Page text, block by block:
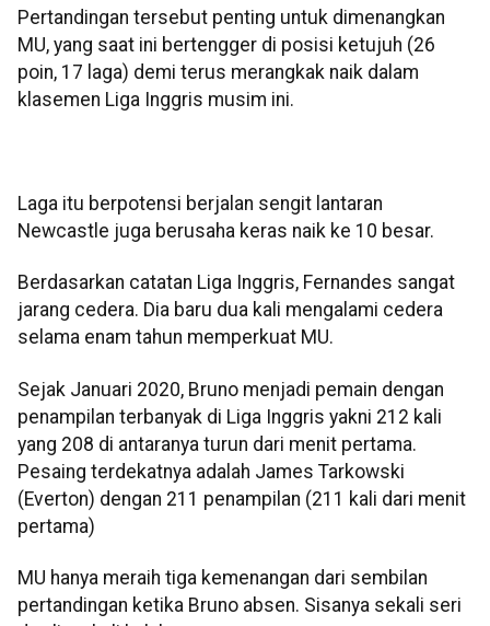
Pertandingan tersebut penting untuk dimenangkan
MU, yang saat ini bertengger di posisi ketujuh (26
poin, 17 laga) demi terus merangkak naik dalam
klasemen Liga Inggris musim ini.
Laga itu berpotensi berjalan sengit lantaran
Newcastle juga berusaha keras naik ke 10 besar.
Berdasarkan catatan Liga Inggris, Fernandes sangat
jarang cedera. Dia baru dua kali mengalami cedera
selama enam tahun memperkuat MU.
Sejak Januari 2020, Bruno menjadi pemain dengan
penampilan terbanyak di Liga Inggris yakni 212 kali
yang 208 di antaranya turun dari menit pertama.
Pesaing terdekatnya adalah James Tarkowski
(Everton) dengan 211 penampilan (211 kali dari menit
pertama)
MU hanya meraih tiga kemenangan dari sembilan
pertandingan ketika Bruno absen. Sisanya sekali seri